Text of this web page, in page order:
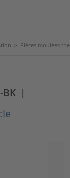
> Pièces moulées
BK |